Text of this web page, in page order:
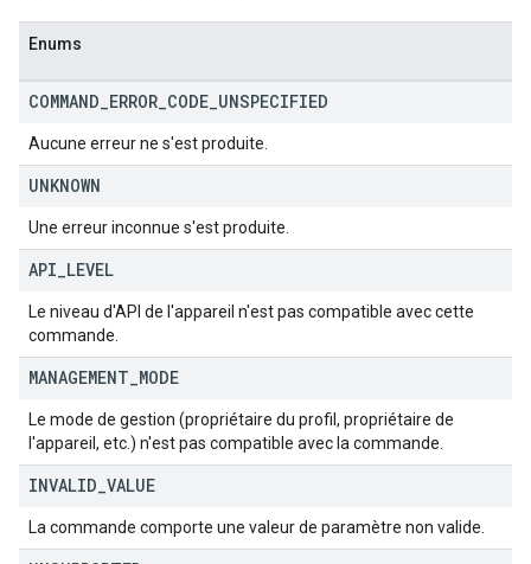
Enums
COMMAND ERROR CODE UNSPECIFIED
Aucune erreur ne s'est produite.
UNKNOWN
Une erreur inconnue s'est produite.
API LEVEL
Le niveau d'API de l'appareil n'est pas compatible avec cette
commande.
MANAGEMENT MODE
Le mode de gestion (propriétaire du profil, propriétaire de
l'appareil, etc.) n'est pas compatible avec la commande.
INVALID VALUE
La commande comporte une valeur de paramètre non valide.